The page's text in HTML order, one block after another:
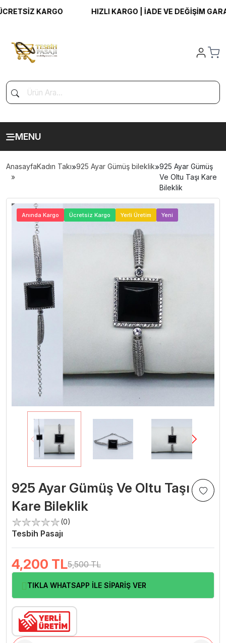
KARGO HIZLI KARGO | İADE VE DEĞİŞİM
MENU
AnasayfaKadın Takı»925 Ayar Gümüş bileklik»925 Ayar Gümüş
Ve Oltu Taşı Kare
Bileklik
Anında Kargo Ücretsiz Kargo Yerli Üretim Yeni
925 Ayar Gümüş Ve Oltu Taşı
Kare Bileklik
(0)
Tesbih Pasajı
4,200 TL5,500 TL
TIKLA WHATSAPP İLE SİPARİŞ VER